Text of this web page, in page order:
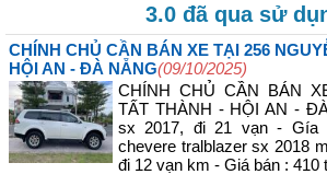
3.0 đã qua sử
CHÍNH CHỦ CẦN BÁN XE TẠI 256
HỘI AN - ĐÀ NẴNG(09/10/2025)
CHÍNH CHỦ CẦN BÁN
TẤT THÀNH - HỘI AN -
sx 2017, đi 21 vạn - Gía
chevere tralblazer sx 2018
đi 12 vạn km - Giá bán : 410